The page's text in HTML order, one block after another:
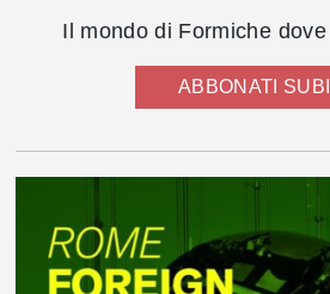
Il mondo di Formiche
ABBONATI